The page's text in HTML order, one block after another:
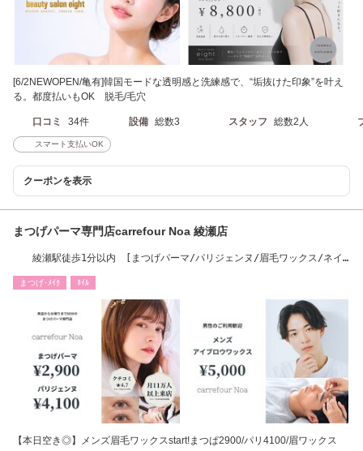
[6/2NEWOPEN/亀有]韓国モードな透明感と洗練感で、“垢抜けた印象”を叶え
る。都度払いもOK 脱毛/毛穴
口コミ 34件 設備 総数3 スタッフ 総数2人
スマート支払いOK
クーポンを表示
まつげパーマ専門店carrefour Noa 綾瀬店
綾瀬駅徒歩1分以内 [まつげパーマ/パリジェンヌ/眉毛ワックス/ネイ
まつげ･ﾒｲｸ ﾈｲﾙ
【本日空き◎】メンズ眉毛ワックスstart!まつぱ2900/パリ4100/眉ワックス